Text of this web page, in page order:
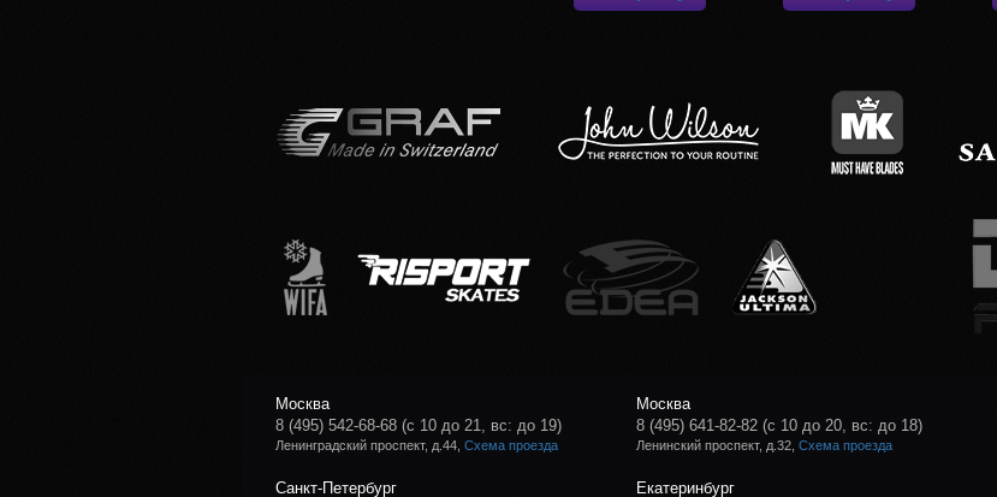
Москва
8 (495) 542-68-68 (с 10 до 21, вс: до 19)
Ленинградский проспект, д.44, Схема проезда
Москва
8 (495) 641-82-82 (с 10 до 20, вс: до 18)
Ленинский проспект, д.32,Схема проезда
Санкт-Петербург Екатеринбург